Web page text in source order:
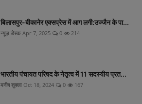
बिलासपुर-बीकानेर एक्सप्रेस में आग लगी:उज्जैन के पा...
न्यूज़ डेस्क Apr 7, 2025 0 214
भारतीय पंचायत परिषद के नेतृत्व में 11 सदस्यीय प्रत...
मनीष शुक्ला Oct 18, 2024 0 167